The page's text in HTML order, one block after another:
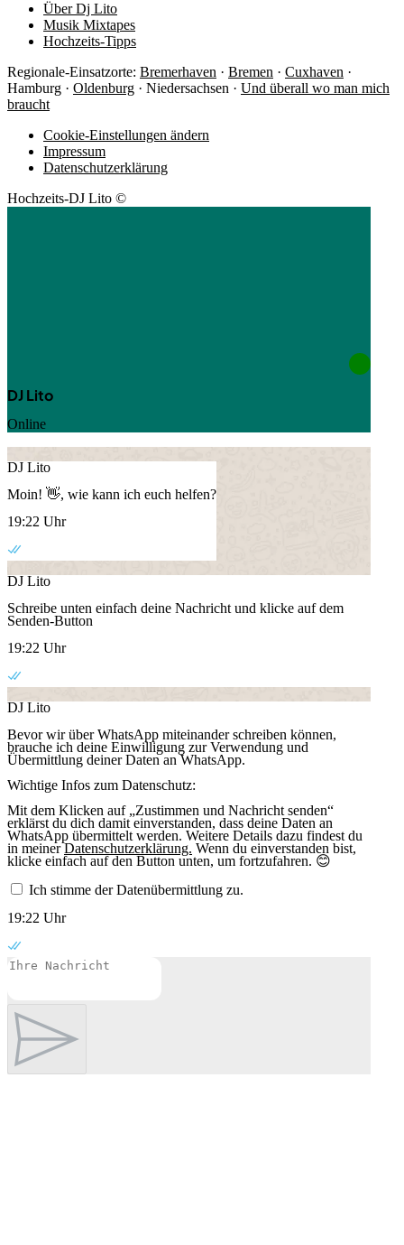
Über Dj Lito
Musik Mixtapes
Hochzeits-Tipps
Regionale-Einsatzorte: Bremerhaven · Bremen · Cuxhaven ·
Hamburg · Oldenburg · Niedersachsen · Und überall wo man mich
braucht
Cookie-Einstellungen ändern
Impressum
Datenschutzerklärung
Hochzeits-DJ Lito ©
DJ Lito
Online
DJ Lito
Moin! 👋, wie kann ich euch helfen?
19:22 Uhr
DJ Lito
Schreibe unten einfach deine Nachricht und klicke auf dem
Senden-Button
19:22 Uhr
DJ Lito
Bevor wir über WhatsApp miteinander schreiben können,
brauche ich deine Einwilligung zur Verwendung und
Übermittlung deiner Daten an WhatsApp.
Wichtige Infos zum Datenschutz:
Mit dem Klicken auf „Zustimmen und Nachricht senden“
erklärst du dich damit einverstanden, dass deine Daten an
WhatsApp übermittelt werden. Weitere Details dazu findest du
in meinerDatenschutzerklärung. Wenn du einverstanden bist,
klicke einfach auf den Button unten, um fortzufahren. 😊
Ich stimme der Datenübermittlung zu.
19:22 Uhr